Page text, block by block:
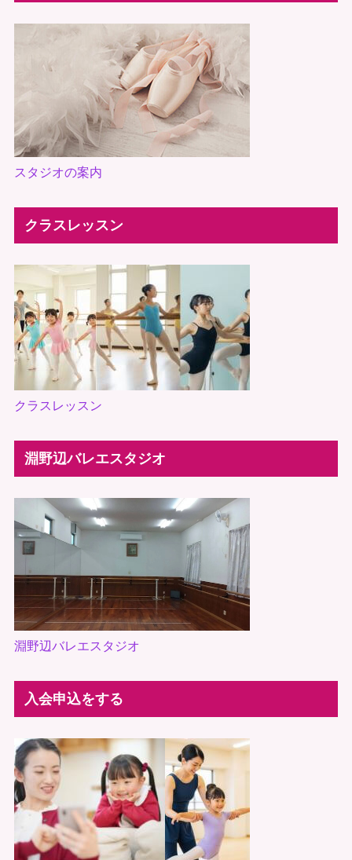
スタジオの案内
クラスレッスン
クラスレッスン
淵野辺バレエスタジオ
淵野辺バレエスタジオ
入会申込をする